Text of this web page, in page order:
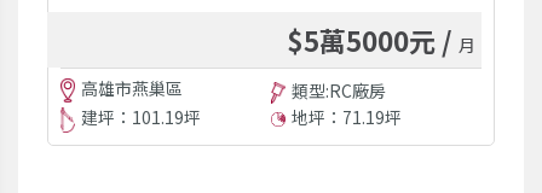
$5萬5000元 / 月
高雄市燕巢區
類型:RC廠房
建坪：101.19坪
地坪：71.19坪